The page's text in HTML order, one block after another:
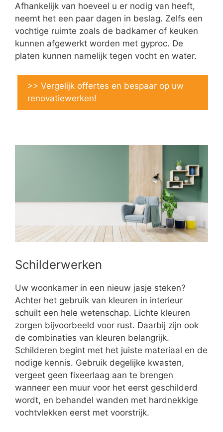
Afhankelijk van hoeveel u er nodig van heeft,
neemt het een paar dagen in beslag. Zelfs een
vochtige ruimte zoals de badkamer of keuken
kunnen afgewerkt worden met gyproc. De
platen kunnen namelijk tegen vocht en water.
>> Vergelijk offertes en bespaar op uw
renovatiewerken!
Schilderwerken
Uw woonkamer in een nieuw jasje steken?
Achter het gebruik van kleuren in interieur
schuilt een hele wetenschap. Lichte kleuren
zorgen bijvoorbeeld voor rust. Daarbij zijn ook
de combinaties van kleuren belangrijk.
Schilderen begint met het juiste materiaal en de
nodige kennis. Gebruik degelijke kwasten,
vergeet geen fixeerlaag aan te brengen
wanneer een muur voor het eerst geschilderd
wordt, en behandel wanden met hardnekkige
vochtvlekken eerst met voorstrijk.